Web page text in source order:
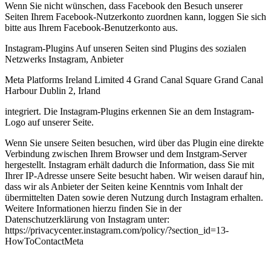
Wenn Sie nicht wünschen, dass Facebook den Besuch unserer
Seiten Ihrem Facebook-Nutzerkonto zuordnen kann, loggen Sie sich
bitte aus Ihrem Facebook-Benutzerkonto aus.
Instagram-Plugins Auf unseren Seiten sind Plugins des sozialen
Netzwerks Instagram, Anbieter
Meta Platforms Ireland Limited 4 Grand Canal Square Grand Canal
Harbour Dublin 2, Irland
integriert. Die Instagram-Plugins erkennen Sie an dem Instagram-
Logo auf unserer Seite.
Wenn Sie unsere Seiten besuchen, wird über das Plugin eine direkte
Verbindung zwischen Ihrem Browser und dem Instgram-Server
hergestellt. Instagram erhält dadurch die Information, dass Sie mit
Ihrer IP-Adresse unsere Seite besucht haben. Wir weisen darauf hin,
dass wir als Anbieter der Seiten keine Kenntnis vom Inhalt der
übermittelten Daten sowie deren Nutzung durch Instagram erhalten.
Weitere Informationen hierzu finden Sie in der
Datenschutzerklärung von Instagram unter:
https://privacycenter.instagram.com/policy/?section_id=13-
HowToContactMeta